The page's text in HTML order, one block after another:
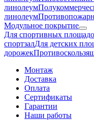
линолеум
линолеум
Модульное покрытие
Для спортивных
спортзалДля детских
дорожек
Монтаж
Доставка
Оплата
Сертификаты
Гарантии
Наши работы